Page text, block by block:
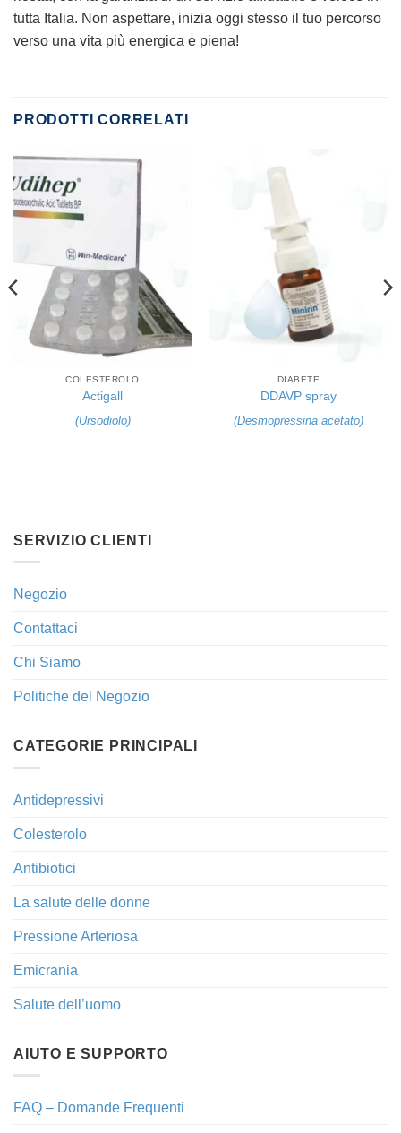
tutta Italia. Non aspettare, inizia oggi stesso il tuo percorso
verso una vita più energica e piena!
PRODOTTI CORRELATI
COLESTEROLO
Actigall
(Ursodiolo)
DIABETE
DDAVP spray
(Desmopressina acetato)
SERVIZIO CLIENTI
Negozio
Contattaci
Chi Siamo
Politiche del Negozio
CATEGORIE PRINCIPALI
Antidepressivi
Colesterolo
Antibiotici
La salute delle donne
Pressione Arteriosa
Emicrania
Salute dell’uomo
AIUTO E SUPPORTO
FAQ – Domande Frequenti